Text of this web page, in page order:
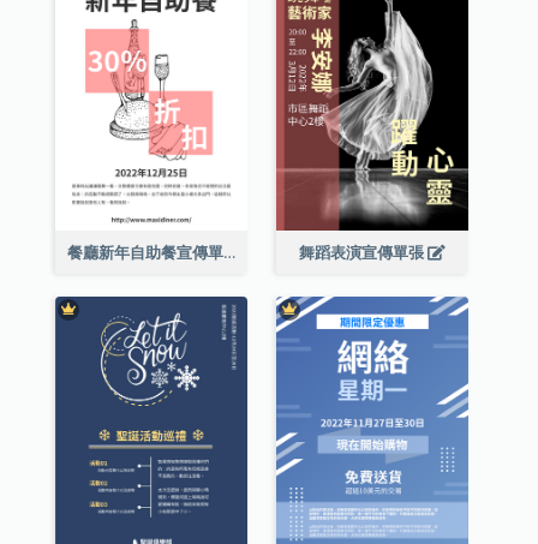
餐廳新年自助餐宣傳單張 舞蹈表演宣傳單張